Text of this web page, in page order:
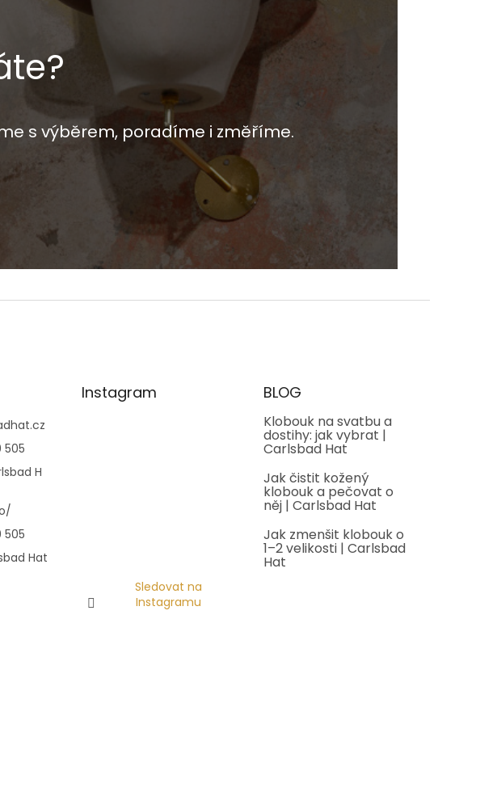
s výběrem, poradíme i změříme.
505
H
505
Hat
Instagram
Sledovat na
Instagramu
BLOG
Klobouk na svatbu a
dostihy: jak vybrat |
Carlsbad Hat
Jak čistit kožený
klobouk a pečovat o
něj | Carlsbad Hat
Jak zmenšit klobouk o
1–2 velikosti | Carlsbad
Hat